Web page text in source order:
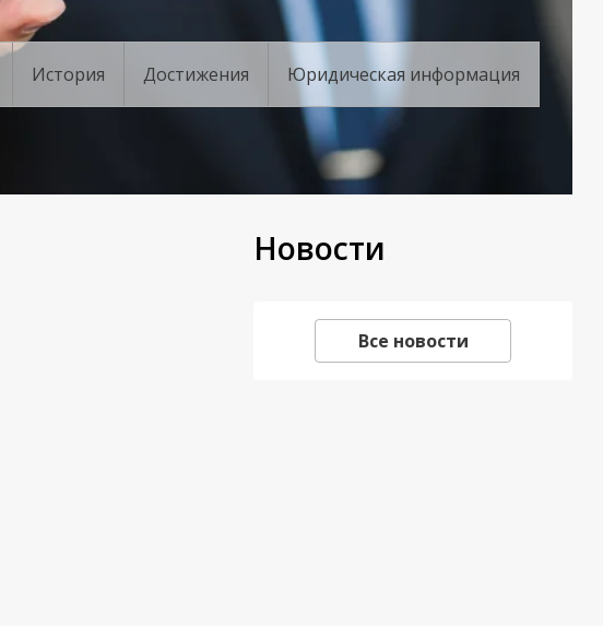
История Достижения Юридическая информация
Новости
Все новости